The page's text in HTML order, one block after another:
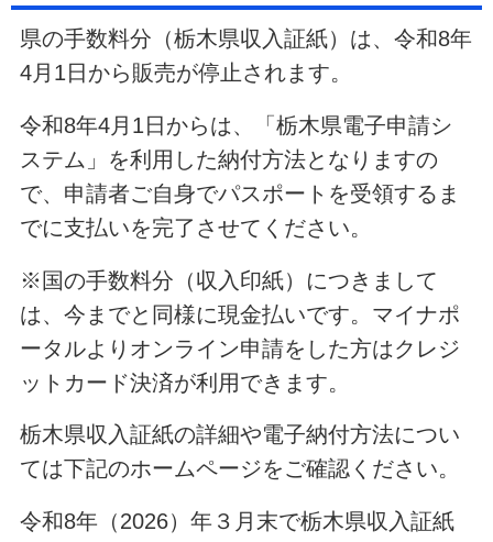
県の手数料分（栃木県収入証紙）は、令和8年
4月1日から販売が停止されます。
令和8年4月1日からは、「栃木県電子申請シ
ステム」を利用した納付方法となりますの
で、申請者ご自身でパスポートを受領するま
でに支払いを完了させてください。
※国の手数料分（収入印紙）につきまして
は、今までと同様に現金払いです。マイナポ
ータルよりオンライン申請をした方はクレジ
ットカード決済が利用できます。
栃木県収入証紙の詳細や電子納付方法につい
ては下記のホームページをご確認ください。
令和8年（2026）年３月末で栃木県収入証紙